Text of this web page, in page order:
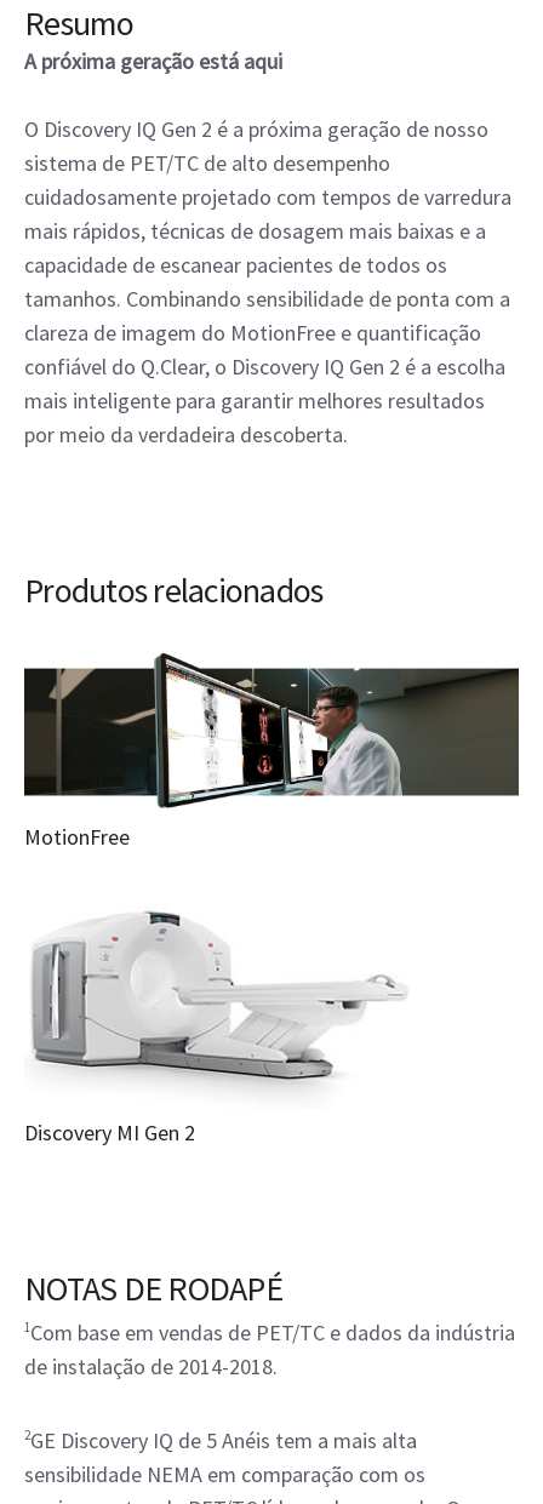
Resumo
A próxima geração está aqui
O Discovery IQ Gen 2 é a próxima geração de nosso
sistema de PET/TC de alto desempenho
cuidadosamente projetado com tempos de varredura
mais rápidos, técnicas de dosagem mais baixas e a
capacidade de escanear pacientes de todos os
tamanhos. Combinando sensibilidade de ponta com a
clareza de imagem do MotionFree e quantificação
confiável do Q.Clear, o Discovery IQ Gen 2 é a escolha
mais inteligente para garantir melhores resultados
por meio da verdadeira descoberta.
Produtos relacionados
MotionFree
Discovery MI Gen 2
NOTAS DE RODAPÉ
1Com base em vendas de PET/TC e dados da indústria
de instalação de 2014-2018.
2GE Discovery IQ de 5 Anéis tem a mais alta
sensibilidade NEMA em comparação com os